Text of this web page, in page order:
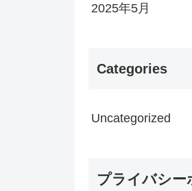
2025年5月
Categories
Uncategorized
プライバシー